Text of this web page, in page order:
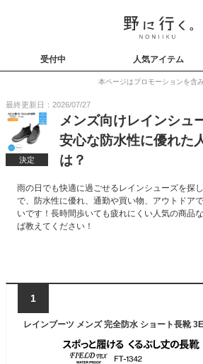
受付中 人気アイテム
本ページはプロモーションを含
最終更新日：2026/07/27
決定
メンズ向けレインシュ
安心な防水性に優れた
は？
雨の日でも快適に過ごせるレインシューズを探
で、防水性に優れ、通勤や買い物、アウトドア
いです！長時間歩いても疲れにくい人気の商品
ば教えてください！
1